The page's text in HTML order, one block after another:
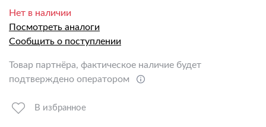
Нет в наличии
Посмотреть аналоги
Сообщить о поступлении
Товар партнёра, фактическое наличие будет
подтверждено оператором
В избранное